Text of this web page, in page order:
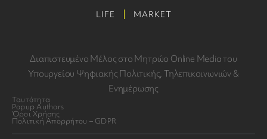
LIFE MARKET
Διαπιστευμένο Μέλος στο Μητρώο Online Media του
Υπουργείου Ψηφιακής Πολιτικής, Τηλεπικοινωνιών &
Ενημέρωσης
Ταυτότητα
Popup Authors
Όροι Χρήσης
Πολιτική Απορρήτου – GDPR